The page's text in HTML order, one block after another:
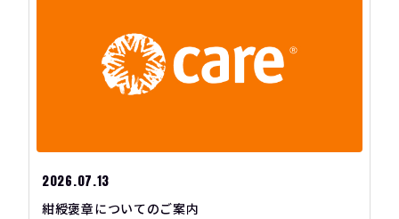
2026.07.13
紺綬褒章についてのご案内